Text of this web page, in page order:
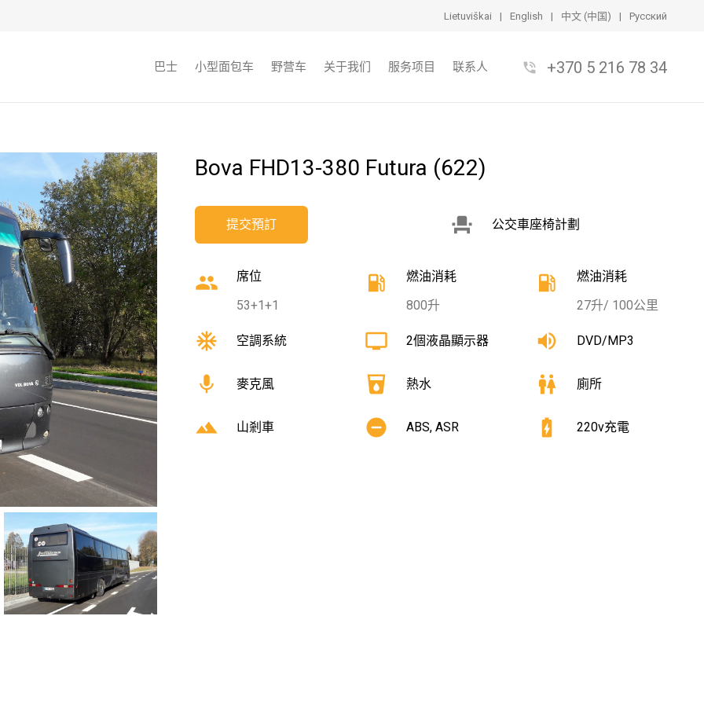
Lietuviškai | English | 中文 (中国) | Pусский
巴士 小型面包车 野营车 关于我们 服务项目 联系人 phone_in_talk +370 5 216 78 34
Bova FHD13-380 Futura (622)
提交預訂 event_seat 公交車座椅計劃
group
席位
53+1+1
local_gas_station
燃油消耗
800升
local_gas_station
燃油消耗
27升/ 100公里
ac_unit 空調系統 tv 2個液晶顯示器 volume_up DVD/MP3
mic 麥克風 local_drink 熱水 wc 廁所
filter_hdr 山剎車 remove_circle ABS, ASR battery_charging_full 220v充電